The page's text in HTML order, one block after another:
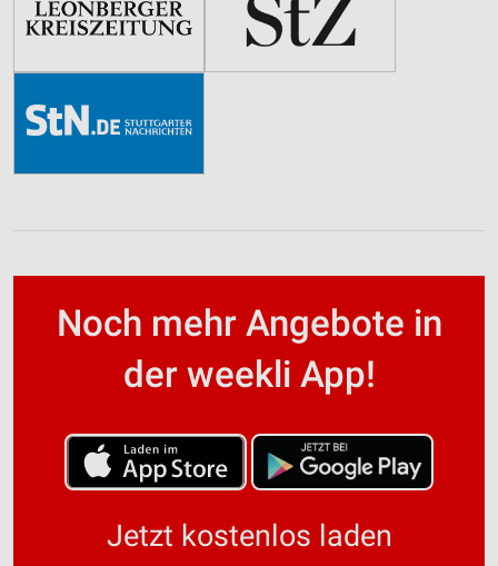
Noch mehr Angebote in
der weekli App!
Jetzt kostenlos laden